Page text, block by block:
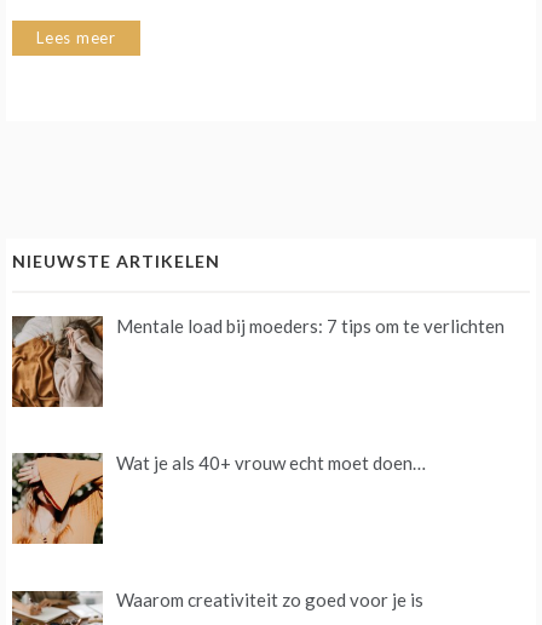
Lees meer
NIEUWSTE ARTIKELEN
Mentale load bij moeders: 7 tips om te verlichten
Wat je als 40+ vrouw echt moet doen…
Waarom creativiteit zo goed voor je is